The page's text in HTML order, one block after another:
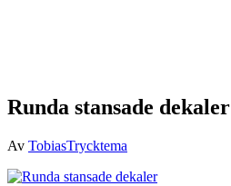
Runda stansade dekaler
Av TobiasTrycktema